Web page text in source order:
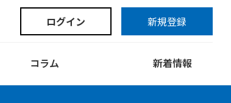
コラム 新着情報
ログイン 新規登録